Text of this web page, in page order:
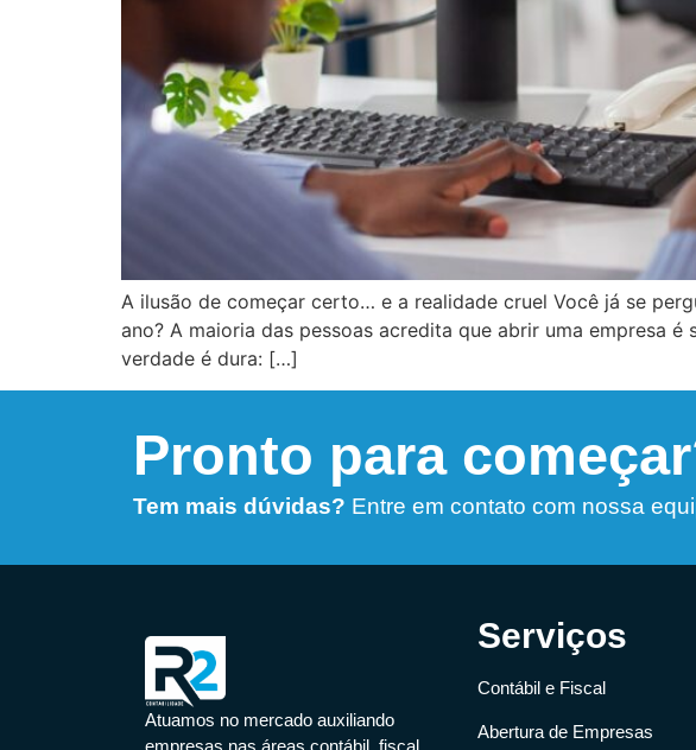
A ilusão de começar certo… e a realidade cruel Você já se
ano? A maioria das pessoas acredita que abrir uma empresa
verdade é dura: […]
Pronto para
Tem mais dúvidas? Entre em contato com nossa
Atuamos no mercado auxiliando
Serviços
Contábil e Fiscal
Abertura de Empresas